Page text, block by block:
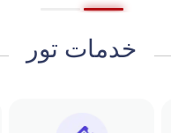
خدمات تور